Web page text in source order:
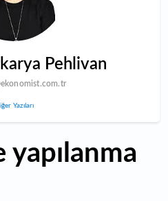
Pehlivan
Yazıları
yapılanma